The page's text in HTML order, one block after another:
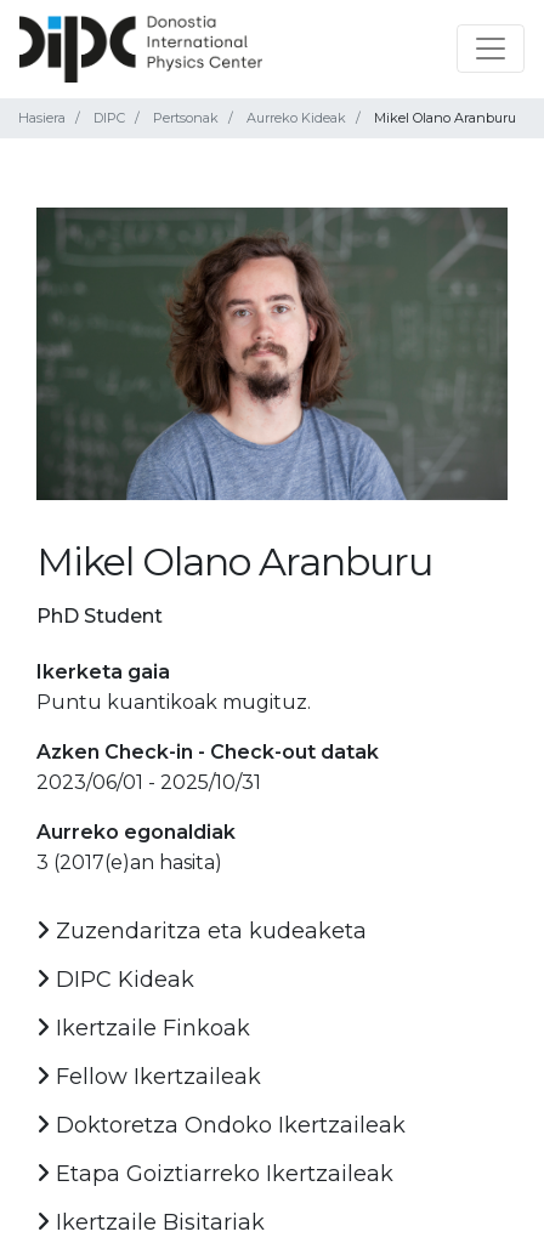
Hasiera DIPC Pertsonak Aurreko Kideak Mikel Olano Aranburu
Mikel Olano Aranburu
PhD Student
Ikerketa gaia
Puntu kuantikoak mugituz.
Azken Check-in - Check-out datak
2023/06/01 - 2025/10/31
Aurreko egonaldiak
3 (2017(e)an hasita)
Zuzendaritza eta kudeaketa
DIPC Kideak
Ikertzaile Finkoak
Fellow Ikertzaileak
Doktoretza Ondoko Ikertzaileak
Etapa Goiztiarreko Ikertzaileak
Ikertzaile Bisitariak